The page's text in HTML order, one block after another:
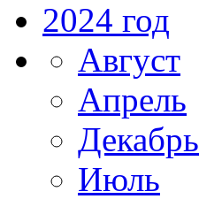
2024 год
Август
Апрель
Декабрь
Июль